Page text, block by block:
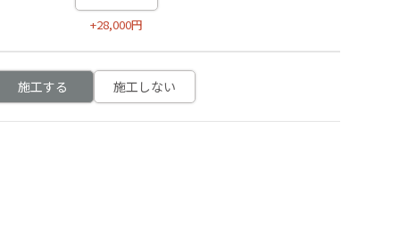
+28,000円
施工する 施工しない